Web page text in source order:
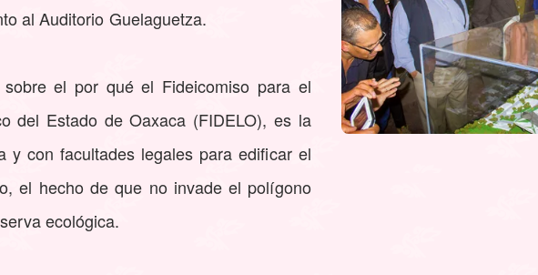
al Auditorio Guelaguetza.
sobre el por qué el Fideicomiso para el
del Estado de Oaxaca (FIDELO), es la
y con facultades legales para edificar el
el hecho de que no invade el polígono
ecológica.